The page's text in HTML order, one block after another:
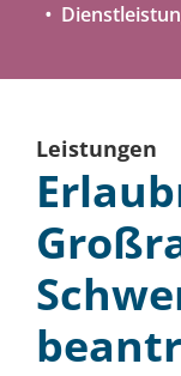
Leistungen